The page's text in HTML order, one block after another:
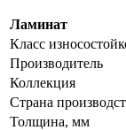
Ламинат
Класс
Производитель
Коллекция
Страна
Толщина, мм